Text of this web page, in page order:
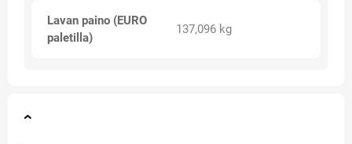
Lavan paino (EURO
paletilla)
137,096 kg